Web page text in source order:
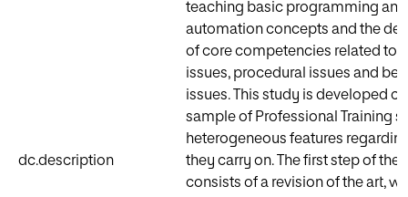
dc.description
teaching basic programming
automation concepts and the
of core competencies related to
issues, procedural issues and
issues. This study is developed
sample of Professional Training
heterogeneous features
they carry on. The first step of the
consists of a revision of the art,